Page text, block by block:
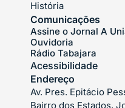
História
Comunicações
Assine o Jornal A
Ouvidoria
Rádio Tabajara
Acessibilidade
Endereço
Av. Pres. Epitácio
Bairro dos Estados,